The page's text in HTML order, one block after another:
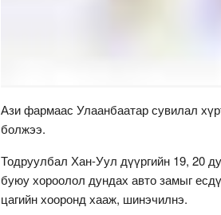
Ази фармаас Улаанбаатар сувилал
болжээ.
Тодруулбал Хан-Уул дүүргийн 19, 20
буюу хороолол дундах авто замыг
цагийн хооронд хааж, шинэчилнэ.